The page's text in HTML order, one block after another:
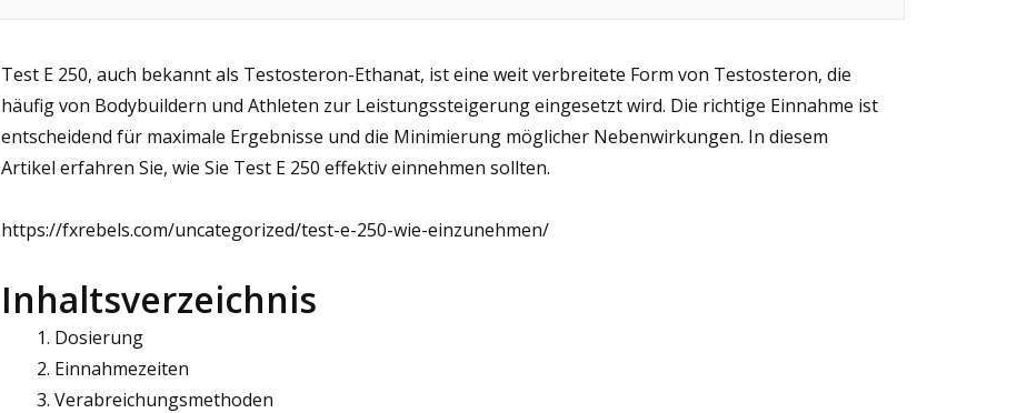
Test E 250, auch bekannt als Testosteron-Ethanat, ist eine weit verbreitete Form von Testosteron, die
häufig von Bodybuildern und Athleten zur Leistungssteigerung eingesetzt wird. Die richtige Einnahme ist
entscheidend für maximale Ergebnisse und die Minimierung möglicher Nebenwirkungen. In diesem
Artikel erfahren Sie, wie Sie Test E 250 effektiv einnehmen sollten.
https://fxrebels.com/uncategorized/test-e-250-wie-einzunehmen/
Inhaltsverzeichnis
Dosierung
Einnahmezeiten
Verabreichungsmethoden